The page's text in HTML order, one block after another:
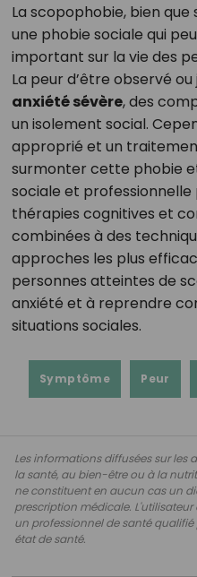
La scopophobie, bien
une phobie sociale qui
important sur la vie des
La peur d’être observé
anxiété sévère, des
un isolement social.
approprié et un
surmonter cette phobie
sociale et professionnelle
thérapies cognitives et
combinées à des
approches les plus
personnes atteintes de
anxiété et à reprendre
situations sociales.
Symptôme Peur
Les informations diffusées sur les
la santé, au bien-être ou à la
ne constituent en aucun cas un
prescription médicale.
un professionnel de santé
état de santé.